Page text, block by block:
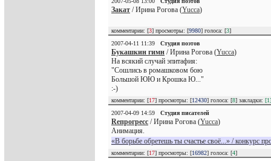
Закат / Ирина Рогова (Yucca)
комментарии: [3] просмотры: [9980] голоса: [3]
2007-04-11 11:39
Студия поэтов
Букашкин гимн / Ирина Рогова (Yucca)
На всякий случай эпитафия:
"Сошлись в ромашковом бою
Большой ЮЮ и Крошка Ю..."
:-)
комментарии: [17] просмотры: [12430] голоса: [8] закладки: [1]
2007-04-09 14:59
Студия писателей
Reпрогресс / Ирина Рогова (Yucca)
Анимация.
«В борьбе обретешь ты счастье своё...» / конкурс
комментарии: [17] просмотры: [16982] голоса: [4]